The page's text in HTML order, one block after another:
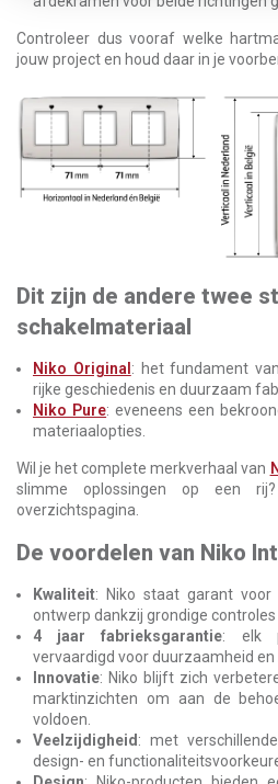
Controleer dus vooraf welke
jouw project en houd daar in je
Dit zijn de andere twee
schakelmateriaal
Niko Original : het fundament
rijke geschiedenis en duurzaam
Niko Pure: eveneens een
materiaalopties.
Wil je het complete merkverhaal van
slimme oplossingen op een
overzichtspagina.
De voordelen van Niko
Kwaliteit: Niko staat garant voor
ontwerp dankzij grondige
4 jaar fabrieksgarantie: elk
vervaardigd voor duurzaamheid en
Innovatie: Niko blijft zich
marktinzichten om aan de
voldoen.
Veelzijdigheid : met
design- en